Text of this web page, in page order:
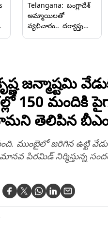
Telangana: బంగ్లాదేశ్‌
అమ్మాయిలతో
వ్యభిచారం.. దర్యాప్తు
యువతులు, వీడియో
ఇదిగో
జ‌న్మాష్ట‌మి
150
తెలిపిన
ముంబైలో జ‌రిగిన ఉట్టి
పిర‌మిడ్ నిర్మిస్తున్న